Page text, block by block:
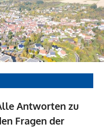
Antworten zu
Fragen der